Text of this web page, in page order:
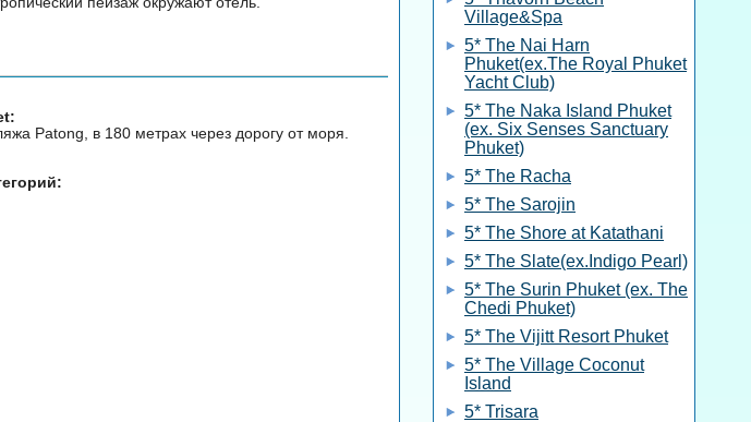
Patong, в 180 метрах через дорогу от моря.
Village&Spa
5* The Nai Harn
Phuket(ex.The Royal Phuket
Yacht Club)
5* The Naka Island Phuket
(ex. Six Senses Sanctuary
Phuket)
5* The Racha
5* The Sarojin
5* The Shore at Katathani
5* The Slate(ex.Indigo Pearl)
5* The Surin Phuket (ex. The
Chedi Phuket)
5* The Vijitt Resort Phuket
5* The Village Coconut
Island
5* Trisara